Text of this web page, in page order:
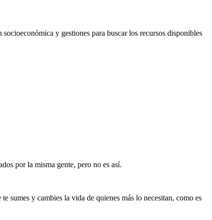
y gestiones para buscar los recursos disponibles
por la misma gente, pero no es así.
te sumes y cambies la vida de quienes más lo necesitan, como es